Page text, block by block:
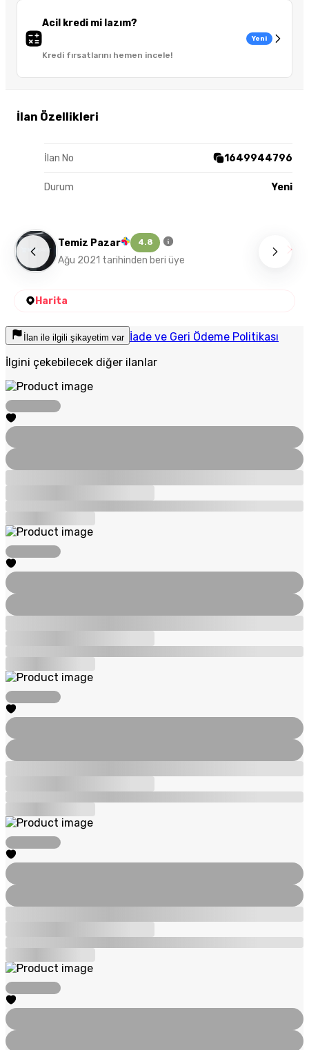
Acil kredi mi lazım?
Kredi fırsatlarını hemen incele!
Yeni
İlan Özellikleri
İlan No 1649944796
Durum Yeni
Temiz Pazar 4.8
Ağu 2021 tarihinden beri üye
Harita
İlan ile ilgili şikayetim var İade ve Geri Ödeme Politikası
İlgini çekebilecek diğer ilanlar